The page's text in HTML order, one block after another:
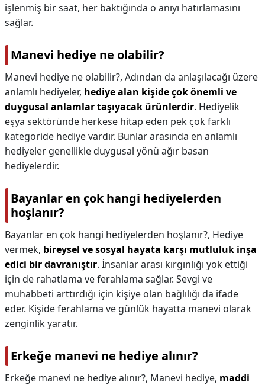
işlenmiş bir saat, her baktığında o anıyı hatırlamasını
sağlar.
Manevi hediye ne olabilir?
Manevi hediye ne olabilir?, Adından da anlaşılacağı üzere
anlamlı hediyeler, hediye alan kişide çok önemli ve
duygusal anlamlar taşıyacak ürünlerdir. Hediyelik
eşya sektöründe herkese hitap eden pek çok farklı
kategoride hediye vardır. Bunlar arasında en anlamlı
hediyeler genellikle duygusal yönü ağır basan
hediyelerdir.
Bayanlar en çok hangi hediyelerden
hoşlanır?
Bayanlar en çok hangi hediyelerden hoşlanır?, Hediye
vermek, bireysel ve sosyal hayata karşı mutluluk inşa
edici bir davranıştır. İnsanlar arası kırgınlığı yok ettiği
için de rahatlama ve ferahlama sağlar. Sevgi ve
muhabbeti arttırdığı için kişiye olan bağlılığı da ifade
eder. Kişide ferahlama ve günlük hayatta manevi olarak
zenginlik yaratır.
Erkeğe manevi ne hediye alınır?
Erkeğe manevi ne hediye alınır?, Manevi hediye, maddi